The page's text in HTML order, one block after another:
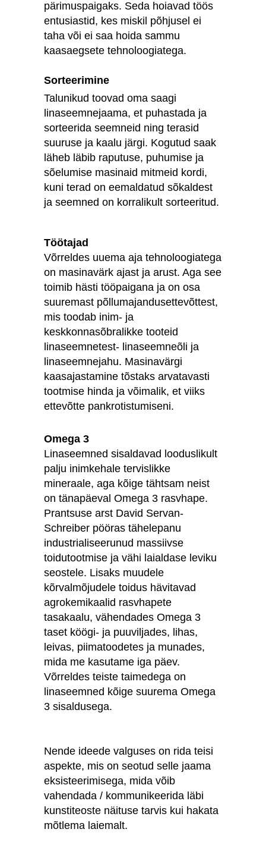
pärimuspaigaks. Seda hoiavad töös
entusiastid, kes miskil põhjusel ei
taha või ei saa hoida sammu
kaasaegsete tehnoloogiatega.
Sorteerimine
Talunikud toovad oma saagi
linaseemnejaama, et puhastada ja
sorteerida seemneid ning terasid
suuruse ja kaalu järgi. Kogutud saak
läheb läbib raputuse, puhumise ja
sõelumise masinaid mitmeid kordi,
kuni terad on eemaldatud sõkaldest
ja seemned on korralikult sorteeritud.
Töötajad
Võrreldes uuema aja tehnoloogiatega
on masinavärk ajast ja arust. Aga see
toimib hästi tööpaigana ja on osa
suuremast põllumajandusettevõttest,
mis toodab inim- ja
keskkonnasõbralikke tooteid
linaseemnetest- linaseemneõli ja
linaseemnejahu. Masinavärgi
kaasajastamine tõstaks arvatavasti
tootmise hinda ja võimalik, et viiks
ettevõtte pankrotistumiseni.
Omega 3
Linaseemned sisaldavad looduslikult
palju inimkehale tervislikke
mineraale, aga kõige tähtsam neist
on tänapäeval Omega 3 rasvhape.
Prantsuse arst David Servan-
Schreiber pööras tähelepanu
industrialiseerunud massiivse
toidutootmise ja vähi laialdase leviku
seostele. Lisaks muudele
kõrvalmõjudele toidus hävitavad
agrokemikaalid rasvhapete
tasakaalu, vähendades Omega 3
taset köögi- ja puuviljades, lihas,
leivas, piimatoodetes ja munades,
mida me kasutame iga päev.
Võrreldes teiste taimedega on
linaseemned kõige suurema Omega
3 sisaldusega.
Nende ideede valguses on rida teisi
aspekte, mis on seotud selle jaama
eksisteerimisega, mida võib
vahendada / kommunikeerida läbi
kunstiteoste näituse tarvis kui hakata
mõtlema laiemalt.